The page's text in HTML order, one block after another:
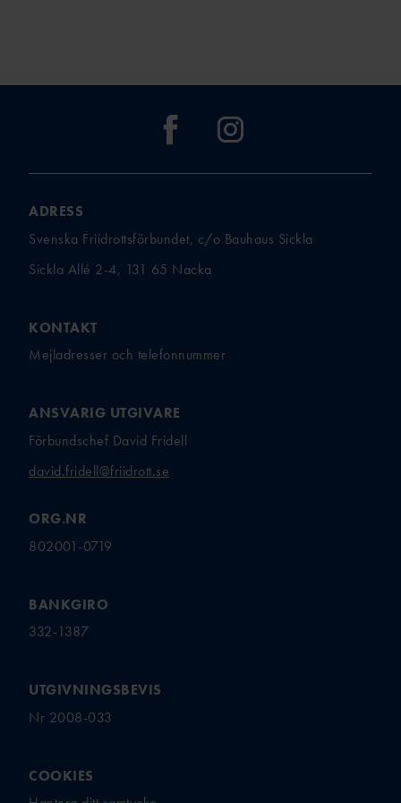
ADRESS
Svenska Friidrottsförbundet, c/o Bauhaus Sickla
Sickla Allé 2-4, 131 65 Nacka
KONTAKT
Mejladresser och telefonnummer
ANSVARIG UTGIVARE
Förbundschef David Fridell
david.fridell@friidrott.se
ORG.NR
802001-0719
BANKGIRO
332-1387
UTGIVNINGSBEVIS
Nr 2008-033
COOKIES